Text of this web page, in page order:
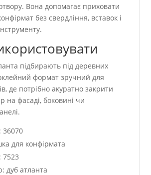
Вона допомагає приховати
без свердління, вставок і
підбирають під деревних
формат зручний для
де потрібно акуратно закрити
на фасаді, боковині чи
36070
для конфірмата
7523
дуб атланта